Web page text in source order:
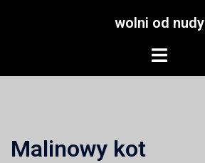
wolni od nudy
Menu
Malinowy kot